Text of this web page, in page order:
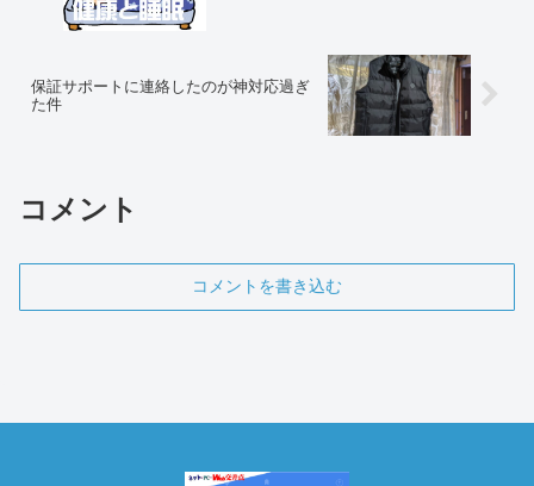
保証サポートに連絡したのが神対応過ぎ
た件
コメント
コメントを書き込む